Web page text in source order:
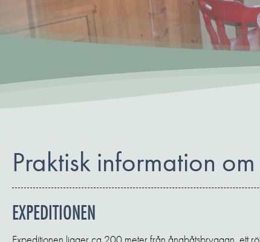
Praktisk information
EXPEDITIONEN